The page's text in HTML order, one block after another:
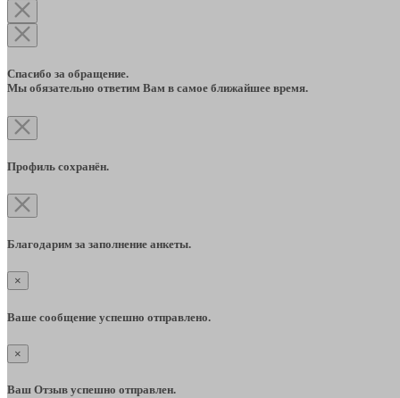
Спасибо за обращение.
Мы обязательно ответим Вам в самое ближайшее время.
Профиль сохранён.
Благодарим за заполнение анкеты.
×
Ваше сообщение успешно отправлено.
×
Ваш Отзыв успешно отправлен.